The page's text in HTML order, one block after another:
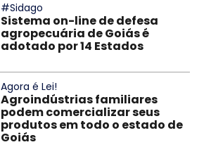
#Sidago
Sistema on-line de defesa
agropecuária de Goiás é
adotado por 14 Estados
Agora é Lei!
Agroindústrias familiares
podem comercializar seus
produtos em todo o estado de
Goiás